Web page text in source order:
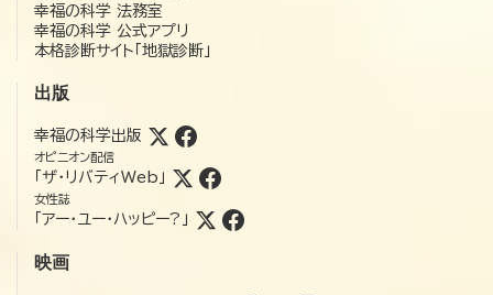
幸福の科学 法務室
幸福の科学 公式アプリ
本格診断サイト「地獄診断」
出版
幸福の科学出版
オピニオン配信
「ザ・リバティWeb」
女性誌
「アー・ユー・ハッピー?」
映画